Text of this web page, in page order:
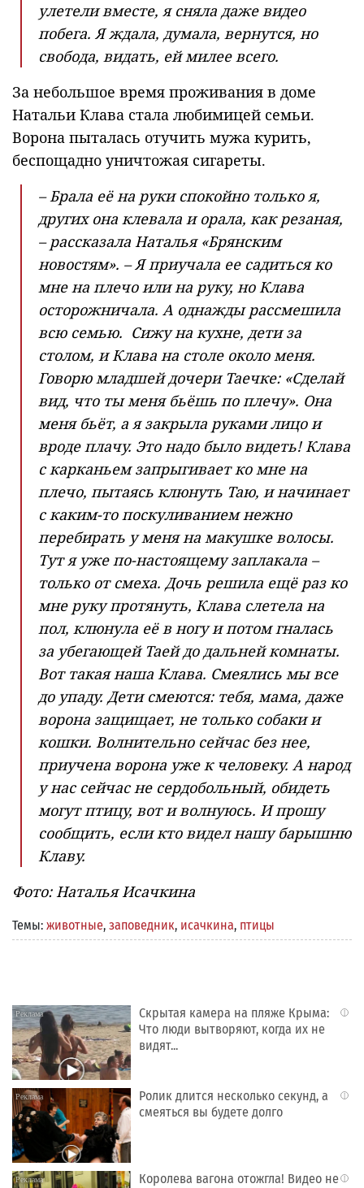
улетели вместе, я сняла даже видео
побега. Я ждала, думала, вернутся, но
свобода, видать, ей милее всего.
За небольшое время проживания в доме
Натальи Клава стала любимицей семьи.
Ворона пыталась отучить мужа курить,
беспощадно уничтожая сигареты.
– Брала её на руки спокойно только я,
других она клевала и орала, как резаная,
– рассказала Наталья «Брянским
новостям». – Я приучала ее садиться ко
мне на плечо или на руку, но Клава
осторожничала. А однажды рассмешила
всю семью. Сижу на кухне, дети за
столом, и Клава на столе около меня.
Говорю младшей дочери Таечке: «Сделай
вид, что ты меня бьёшь по плечу». Она
меня бьёт, а я закрыла руками лицо и
вроде плачу. Это надо было видеть! Клава
с карканьем запрыгивает ко мне на
плечо, пытаясь клюнуть Таю, и начинает
с каким-то поскуливанием нежно
перебирать у меня на макушке волосы.
Тут я уже по-настоящему заплакала –
только от смеха. Дочь решила ещё раз ко
мне руку протянуть, Клава слетела на
пол, клюнула её в ногу и потом гналась
за убегающей Таей до дальней комнаты.
Вот такая наша Клава. Смеялись мы все
до упаду. Дети смеются: тебя, мама, даже
ворона защищает, не только собаки и
кошки. Волнительно сейчас без нее,
приучена ворона уже к человеку. А народ
у нас сейчас не сердобольный, обидеть
могут птицу, вот и волнуюсь. И прошу
сообщить, если кто видел нашу барышню
Клаву.
Фото: Наталья Исачкина
Темы: животные, заповедник, исачкина, птицы
i
Скрытая камера на пляже Крыма:
Что люди вытворяют, когда их не
видят...
i
Ролик длится несколько секунд, а
смеяться вы будете долго
i
Королева вагона отожгла! Видео не